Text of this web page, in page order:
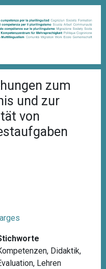
zum
und zur
von
, Didaktik,
, Lehren